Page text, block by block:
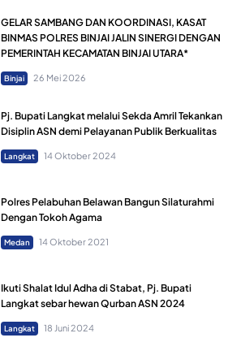
GELAR SAMBANG DAN KOORDINASI, KASAT
BINMAS POLRES BINJAI JALIN SINERGI DENGAN
PEMERINTAH KECAMATAN BINJAI UTARA*
Binjai 26 Mei 2026
Pj. Bupati Langkat melalui Sekda Amril Tekankan
Disiplin ASN demi Pelayanan Publik Berkualitas
Langkat 14 Oktober 2024
Polres Pelabuhan Belawan Bangun Silaturahmi
Dengan Tokoh Agama
Medan 14 Oktober 2021
Ikuti Shalat Idul Adha di Stabat, Pj. Bupati
Langkat sebar hewan Qurban ASN 2024
Langkat 18 Juni 2024